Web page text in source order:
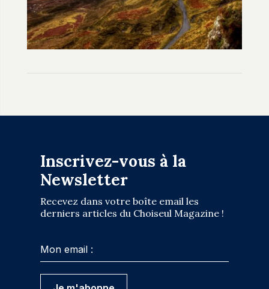
Inscrivez-vous à la
Newsletter
Recevez dans votre boîte email les
derniers articles du Choiseul Magazine !